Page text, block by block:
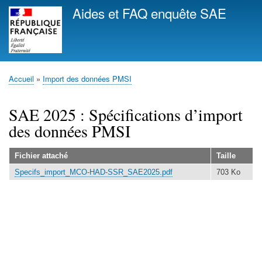
Aller
au
Aides et FAQ enquête SAE
Fil
Accueil Import des données PMSI
SAE 2025 : Spécifications d’import
des données PMSI
Fichier attaché
Taille
Specifs_import_MCO-HAD-SSR_SAE2025.pdf
703 Ko